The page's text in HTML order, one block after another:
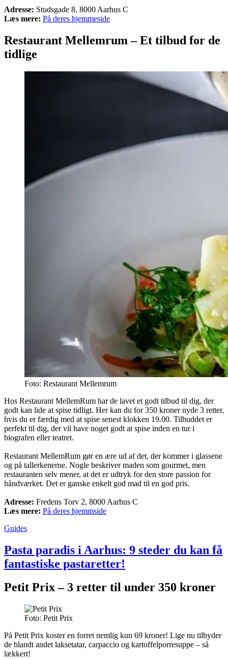
Adresse: Studsgade 8, 8000 Aarhus C
Læs mere: På deres hjemmeside
Restaurant Mellemrum – Et tilbud for de
tidlige
Foto: Restaurant Mellemrum
Hos Restaurant MellemRum har de lavet et godt tilbud til dig, der
godt kan lide at spise tidligt. Her kan du for 350 kroner nyde 3 retter,
hvis du er færdig med at spise senest klokken 19.00. Tilbuddet er
perfekt til dig, der vil have noget godt at spise inden en tur i
biografen eller teatret.
Restaurant MellemRum gør en ære ud af det, der kommer i glassene
og på tallerkenerne. Nogle beskriver maden som gourmet, men
restauranten selv mener, at det er udtryk for den store passion for
håndværket. Det er ganske enkelt god mad til en god pris.
Adresse: Fredens Torv 2, 8000 Aarhus C
Læs mere: På deres hjemmside
Guides
Pasta paradis i Aarhus: 9 steder du kan få
fantastiske pastaretter!
Petit Prix – 3 retter til under 350 kroner
Foto: Petit Prix
På Petit Prix koster en forret nemlig kun 69 kroner! Lige nu tilbyder
de blandt andet laksetatar, carpaccio og kartoffelporresuppe – så
lækkert!